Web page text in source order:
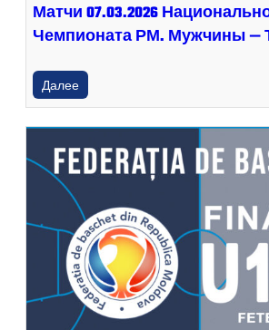
Матчи 07.03.2026
Чемпионата РМ. Мужчины —
Далее